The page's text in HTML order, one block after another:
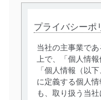
プライバシーポ
当社の主事業で
上で、「個人情報
「個人情報（以
に定義する個人
も、取り扱う当